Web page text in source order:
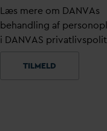
Læs mere om DANVAs
behandling af
i DANVAS